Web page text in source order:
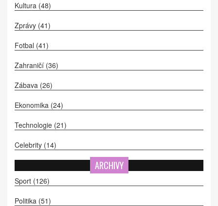
Kultura (48)
Zprávy (41)
Fotbal (41)
Zahraničí (36)
Zábava (26)
Ekonomika (24)
Technologie (21)
Celebrity (14)
ARCHIVY
Sport (126)
Politika (51)